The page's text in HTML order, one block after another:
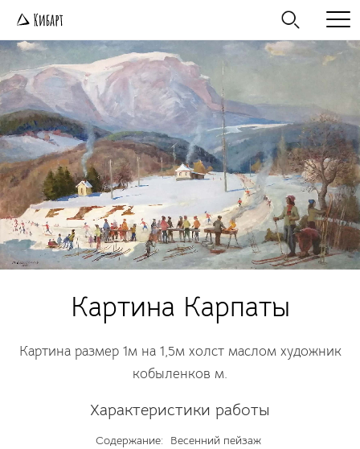
Картина Карпаты
Картина размер 1м на 1,5м холст маслом художник
кобыленков м.
Характеристики работы
Содержание:
Весенний пейзаж